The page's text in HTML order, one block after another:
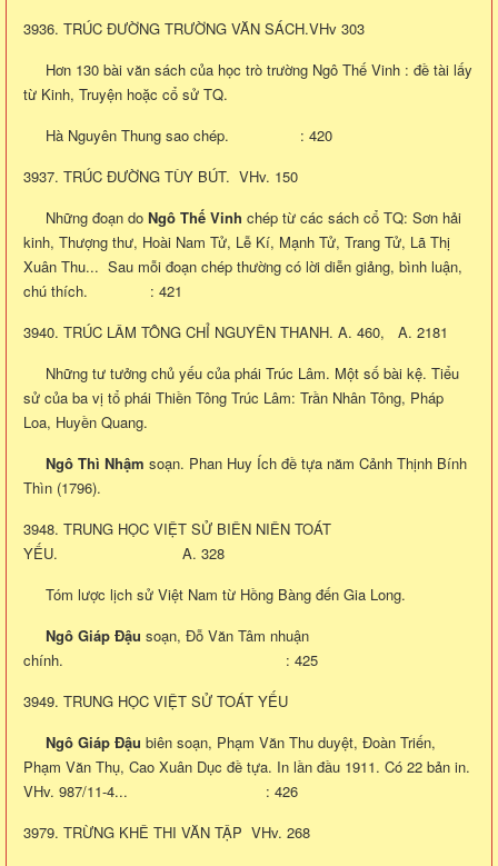
3936. TRÚC ĐƯỜNG TRƯỜNG VĂN SÁCH.VHv 303
Hơn 130 bài văn sách của học trò trường Ngô Thế Vinh : đề tài lấy
từ Kinh, Truyện hoặc cổ sử TQ.
Hà Nguyên Thung sao chép. : 420
3937. TRÚC ĐƯỜNG TÙY BÚT. VHv. 150
Những đoạn do Ngô Thế Vinh chép từ các sách cổ TQ: Sơn hải
kinh, Thượng thư, Hoài Nam Tử, Lễ Kí, Mạnh Tử, Trang Tử, Lã Thị
Xuân Thu... Sau mỗi đoạn chép thường có lời diễn giảng, bình luận,
chú thích. : 421
3940. TRÚC LÂM TÔNG CHỈ NGUYÊN THANH. A. 460, A. 2181
Những tư tưởng chủ yếu của phái Trúc Lâm. Một số bài kệ. Tiểu
sử của ba vị tổ phái Thiền Tông Trúc Lâm: Trần Nhân Tông, Pháp
Loa, Huyền Quang.
Ngô Thì Nhậm soạn. Phan Huy Ích đề tựa năm Cảnh Thịnh Bính
Thìn (1796).
3948. TRUNG HỌC VIỆT SỬ BIÊN NIÊN TOÁT
YẾU. A. 328
Tóm lược lịch sử Việt Nam từ Hồng Bàng đến Gia Long.
Ngô Giáp Đậu soạn, Đỗ Văn Tâm nhuận
chính. : 425
3949. TRUNG HỌC VIỆT SỬ TOÁT YẾU
Ngô Giáp Đậu biên soạn, Phạm Văn Thu duyệt, Đoàn Triến,
Phạm Văn Thụ, Cao Xuân Dục đề tựa. In lần đầu 1911. Có 22 bản in.
VHv. 987/11-4... : 426
3979. TRỪNG KHÊ THI VĂN TẬP VHv. 268